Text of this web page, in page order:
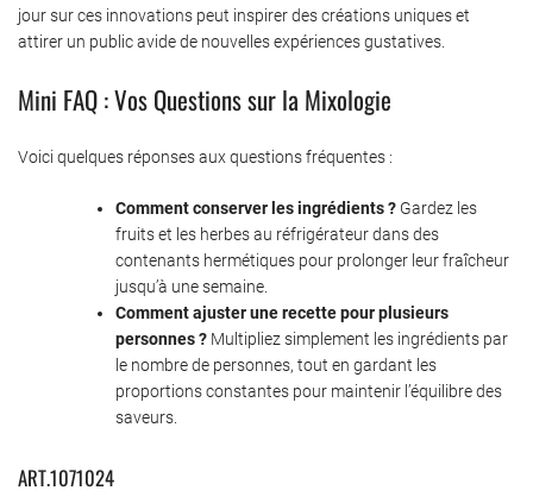
jour sur ces innovations peut inspirer des créations uniques et
attirer un public avide de nouvelles expériences gustatives.
Mini FAQ : Vos Questions sur la Mixologie
Voici quelques réponses aux questions fréquentes :
Comment conserver les ingrédients ? Gardez les
fruits et les herbes au réfrigérateur dans des
contenants hermétiques pour prolonger leur fraîcheur
jusqu’à une semaine.
Comment ajuster une recette pour plusieurs
personnes ? Multipliez simplement les ingrédients par
le nombre de personnes, tout en gardant les
proportions constantes pour maintenir l’équilibre des
saveurs.
ART.1071024